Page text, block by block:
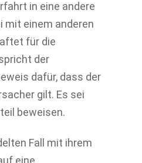
in eine andere
mit einem anderen
für die
der
dafür, dass der
gilt. Es sei
beweisen.
Fall mit ihrem
eine